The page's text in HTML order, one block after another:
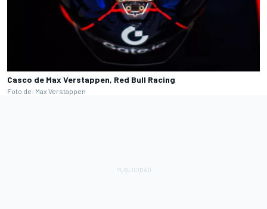
Casco de Max Verstappen, Red Bull Racing
Foto de: Max Verstappen